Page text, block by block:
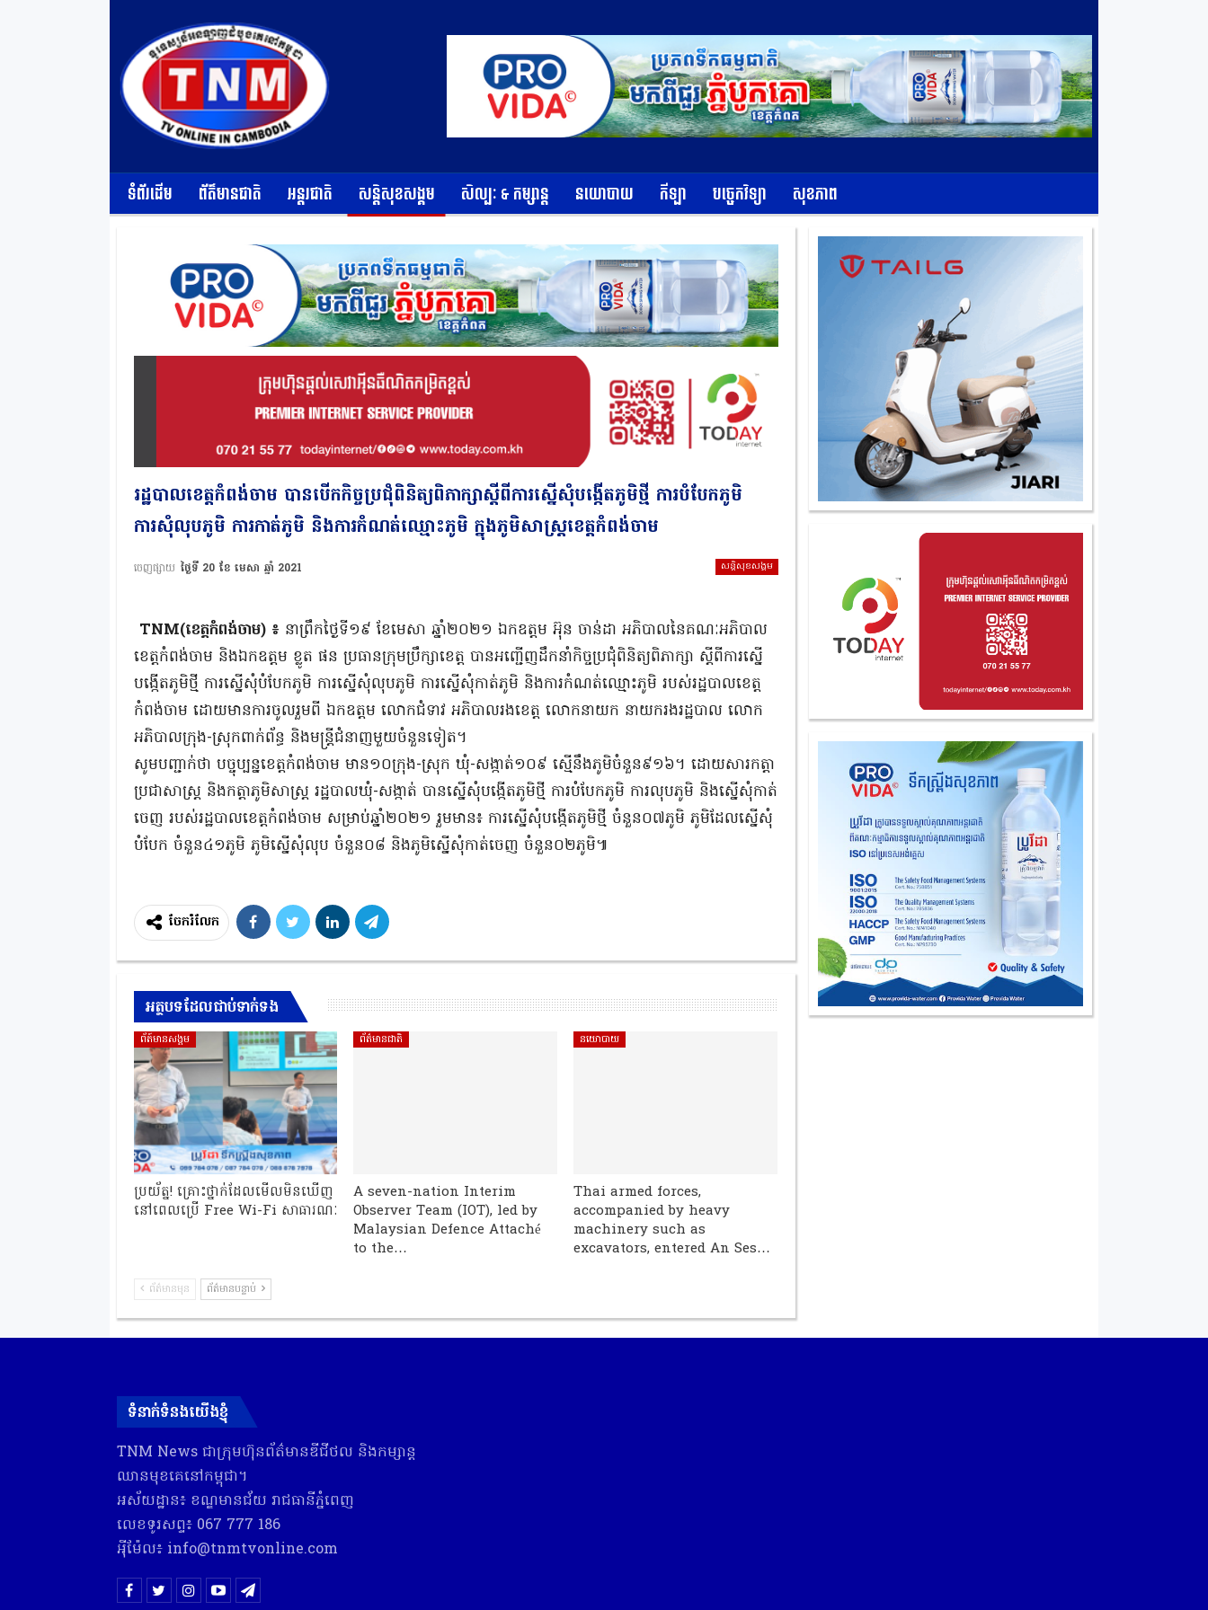
ទំព័រដើម ព័ត៌មានជាតិ អន្តរជាតិ សន្តិសុខសង្គម សិល្បៈ & កម្សាន្ត នយោបាយ កីឡា បច្ចេកវិទ្យា សុខភាព
រដ្ឋបាលខេត្តកំពង់ចាម បានបើកកិច្ចប្រជុំពិនិត្យពិភាក្សាស្តីពីការស្នើសុំបង្កើតភូមិថ្មី ការបំបែកភូមិ
ការសុំលុបភូមិ ការកាត់ភូមិ និងការកំណត់ឈ្មោះភូមិ ក្នុងភូមិសាស្ត្រខេត្តកំពង់ចាម
សន្តិសុខសង្គម
ចេញផ្សាយ ថ្ងៃទី 20 ខែ មេសា ឆ្នាំ 2021
TNM(ខេត្តកំពង់ចាម) ៖​ នាព្រឹកថ្ងៃទី១៩ ខែមេសា ឆ្នាំ២០២១ ឯកឧត្តម អ៊ុន ចាន់ដា អភិបាលនៃគណៈអភិបាល
ខេត្តកំពង់ចាម និងឯកឧត្ដម ខ្លូត ផន ប្រធានក្រុមប្រឹក្សាខេត្ត បានអញ្ជើញដឹកនាំកិច្ចប្រជុំពិនិត្យពិភាក្សា ស្តីពីការស្នើ
បង្កើតភូមិថ្មី ការស្នើសុំបំបែកភូមិ ការស្នើសុំលុបភូមិ ការស្នើសុំកាត់ភូមិ និងការកំណត់ឈ្មោះភូមិ របស់រដ្ឋបាលខេត្ត
កំពង់ចាម ដោយមានការចូលរួមពី ឯកឧត្តម លោកជំទាវ អភិបាលរងខេត្ត លោកនាយក នាយករងរដ្ឋបាល លោក
អភិបាលក្រុង-ស្រុកពាក់ព័ន្ធ និងមន្ត្រីជំនាញមួយចំនួនទៀត។
សូមបញ្ជាក់ថា បច្ចុប្បន្នខេត្តកំពង់ចាម មាន១០ក្រុង-ស្រុក ឃុំ-សង្កាត់១០៩ ស្មើនឹងភូមិចំនួន៩១៦។ ដោយសារកត្តា
ប្រជាសាស្ត្រ និងកត្តាភូមិសាស្ត្រ រដ្ឋបាលឃុំ-សង្កាត់ បានស្នើសុំបង្កើតភូមិថ្មី ការបំបែកភូមិ ការលុបភូមិ និងស្នើសុំកាត់
ចេញ របស់រដ្ឋបាលខេត្តកំពង់ចាម សម្រាប់ឆ្នាំ២០២១ រួមមាន៖ ការស្នើសុំបង្កើតភូមិថ្មី ចំនួន០៧ភូមិ ភូមិដែលស្នើសុំ
បំបែក ចំនួន៤១ភូមិ ភូមិស្នើសុំលុប ចំនួន០៨ និងភូមិស្នើសុំកាត់ចេញ ចំនួន០២ភូមិ៕
ចែករំលែក
អត្ថបទដែលជាប់ទាក់ទង
ព័ត៍មានសង្គម
ប្រយ័ត្ន! គ្រោះថ្នាក់ដែលមើលមិនឃើញ
នៅពេលប្រើ Free Wi-Fi សាធារណៈ
ព័ត៌មានជាតិ
A seven-nation Interim
Observer Team (IOT), led by
Malaysian Defence Attaché
to the…
នយោបាយ
Thai armed forces,
accompanied by heavy
machinery such as
excavators, entered An Ses…
ព័ត៌មានមុន ព័ត៌មានបន្ទាប់
ទំនាក់ទំនងយើងខ្ញុំ
TNM News ជា​ក្រុមហ៊ុន​ព័ត៌មាន​ឌីជីថល និង​កម្សាន្ត​
ឈាន​មុខ​គេ​នៅ​កម្ពុជា។
អស័យដ្ឋាន៖ ខណ្ឌមានជ័យ រាជធានីភ្នំពេញ
លេខទូរសព្ទ៖ 067 777 186
អុីម៉ែល៖ info@tnmtvonline.com